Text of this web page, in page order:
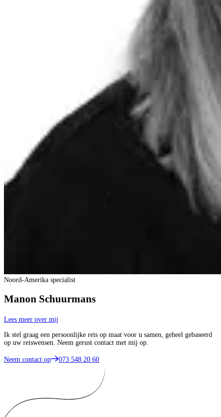
Noord-Amerika specialist
Manon Schuurmans
Lees meer over mij
Ik stel graag een persoonlijke reis op maat voor u samen, geheel gebaseerd
op uw reiswensen. Neem gerust contact met mij op.
Neem contact op 073 548 20 60